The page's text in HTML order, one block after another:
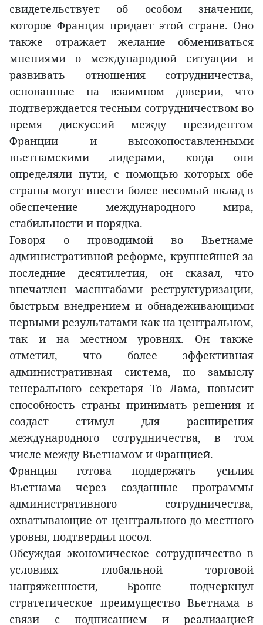
свидетельствует об особом значении,
которое Франция придает этой стране. Оно
также отражает желание обмениваться
мнениями о международной ситуации и
развивать отношения сотрудничества,
основанные на взаимном доверии, что
подтверждается тесным сотрудничеством во
время дискуссий между президентом
Франции и высокопоставленными
вьетнамскими лидерами, когда они
определяли пути, с помощью которых обе
страны могут внести более весомый вклад в
обеспечение международного мира,
стабильности и порядка.
Говоря о проводимой во Вьетнаме
административной реформе, крупнейшей за
последние десятилетия, он сказал, что
впечатлен масштабами реструктуризации,
быстрым внедрением и обнадеживающими
первыми результатами как на центральном,
так и на местном уровнях. Он также
отметил, что более эффективная
административная система, по замыслу
генерального секретаря То Лама, повысит
способность страны принимать решения и
создаст стимул для расширения
международного сотрудничества, в том
числе между Вьетнамом и Францией.
Франция готова поддержать усилия
Вьетнама через созданные программы
административного сотрудничества,
охватывающие от центрального до местного
уровня, подтвердил посол.
Обсуждая экономическое сотрудничество в
условиях глобальной торговой
напряженности, Броше подчеркнул
стратегическое преимущество Вьетнама в
связи с подписанием и реализацией